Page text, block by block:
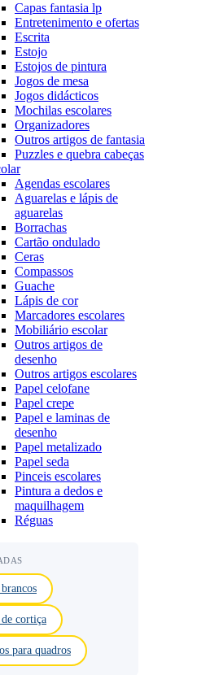
Capas fantasia lp
Entretenimento e ofertas
Escrita
Estojo
Estojos de pintura
Jogos de mesa
Jogos didácticos
Mochilas escolares
Organizadores
Outros artigos de fantasia
Puzzles e quebra cabeças
Agendas escolares
Aguarelas e lápis de
aguarelas
Borrachas
Cartão ondulado
Ceras
Compassos
Guache
Lápis de cor
Marcadores escolares
Mobiliário escolar
Outros artigos de
desenho
Outros artigos escolares
Papel celofane
Papel crepe
Papel e laminas de
desenho
Papel metalizado
Papel seda
Pinceis escolares
Pintura a dedos e
maquilhagem
Réguas
cortiça
para quadros